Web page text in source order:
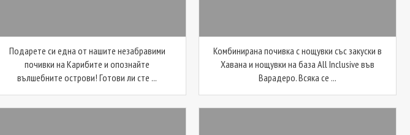
Подарете си една от нашите незабравими
почивки на Карибите и опознайте
вълшебните острови! Готови ли сте ...
Комбинирана почивка с нощувки със закуски в
Хавана и нощувки на база All Inclusive във
Варадеро. Всяка се ...